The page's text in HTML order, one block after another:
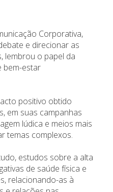
Corporativa,
e direcionar as
lembrou o papel da
bem-estar
positivo obtido
em suas campanhas
lúdica e meios mais
temas complexos.
estudos sobre a alta
de saúde física e
relacionando-as à